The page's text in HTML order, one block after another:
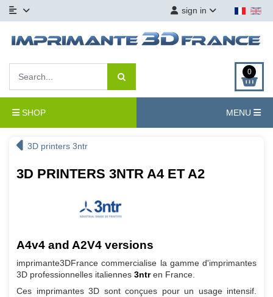
sign in
0
SHOP MENU
3D printers 3ntr
3D PRINTERS 3NTR A4 ET A2
A4v4 and A2V4 versions
imprimante3DFrance commercialise la gamme d'imprimantes
3D professionnelles italiennes 3ntren France.
Ces imprimantes 3D sont conçues pour un usage intensif.